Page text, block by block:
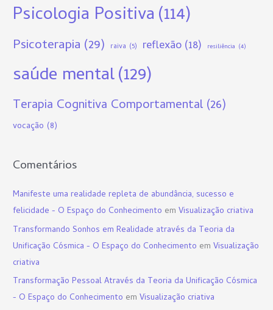
Psicologia Positiva(114)
Psicoterapia (29) raiva (5) reflexão (18) resiliência (4)
saúde mental(129)
Terapia Cognitiva Comportamental (26)
vocação (8)
Comentários
Manifeste uma realidade repleta de abundância, sucesso e
felicidade - O Espaço do Conhecimento emVisualização criativa
Transformando Sonhos em Realidade através da Teoria da
Unificação Cósmica - O Espaço do Conhecimento emVisualização
criativa
Transformação Pessoal Através da Teoria da Unificação Cósmica
- O Espaço do Conhecimento emVisualização criativa